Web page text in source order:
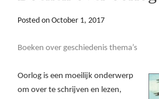
Posted on October 1, 2017
Boeken over geschiedenis thema’s
Oorlog is een moeilijk onderwerp
om over te schrijven en lezen,